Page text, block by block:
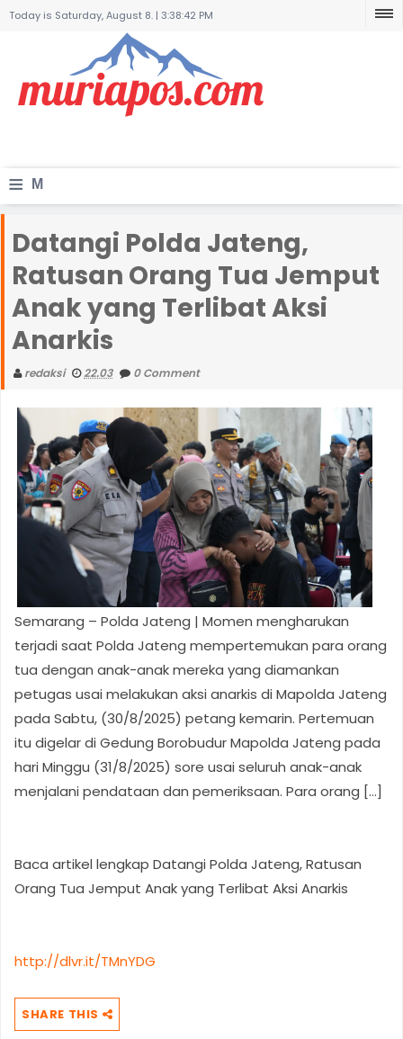
Today is Saturday, August 8. | 3:38:42 PM
≡ M
n
u
Datangi Polda Jateng,
Ratusan Orang Tua Jemput
Anak yang Terlibat Aksi
Anarkis
redaksi 22.03 0 Comment
Semarang – Polda Jateng | Momen mengharukan
terjadi saat Polda Jateng mempertemukan para orang
tua dengan anak-anak mereka yang diamankan
petugas usai melakukan aksi anarkis di Mapolda Jateng
pada Sabtu, (30/8/2025) petang kemarin. Pertemuan
itu digelar di Gedung Borobudur Mapolda Jateng pada
hari Minggu (31/8/2025) sore usai seluruh anak-anak
menjalani pendataan dan pemeriksaan. Para orang […]
Baca artikel lengkap Datangi Polda Jateng, Ratusan
Orang Tua Jemput Anak yang Terlibat Aksi Anarkis
http://dlvr.it/TMnYDG
SHARE THIS